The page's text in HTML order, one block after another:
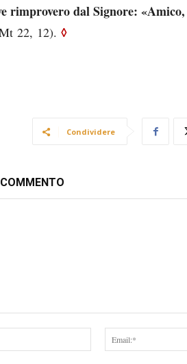
rimprovero dal Signore:
22, 12). ◊
Condividere
Nome:*